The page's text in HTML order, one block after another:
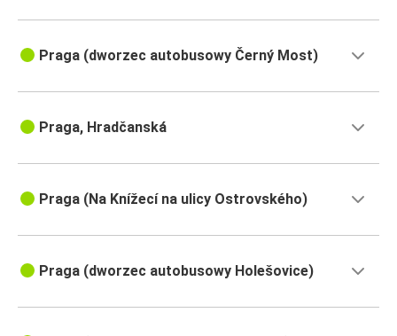
Praga (dworzec autobusowy Černý Most)
Praga, Hradčanská
Praga (Na Knížecí na ulicy Ostrovského)
Praga (dworzec autobusowy Holešovice)